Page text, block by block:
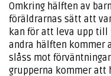
Omkring hälften av
föräldrarnas sätt att
kan för att leva upp till
andra hälften kommer
slåss mot
grupperna kommer att